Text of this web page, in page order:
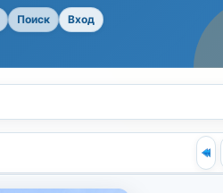
Поиск Вход